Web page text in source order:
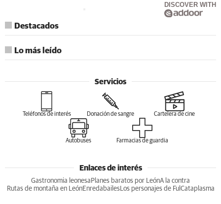
DISCOVER WITH
Destacados
Lo más leído
Servicios
Teléfonos de interés Donación de sangre Cartelera de cine
Autobuses Farmacias de guardia
Enlaces de interés
Gastronomia leonesa Planes baratos por LeónA la contra
Rutas de montaña en LeónEnredabailesLos personajes de Ful Cataplasma